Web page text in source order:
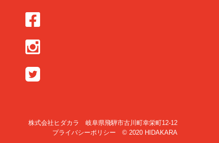
株式会社ヒダカラ 岐阜県飛騨市古川町幸栄町12-12
プライバシーポリシー
© 2020 HIDAKARA